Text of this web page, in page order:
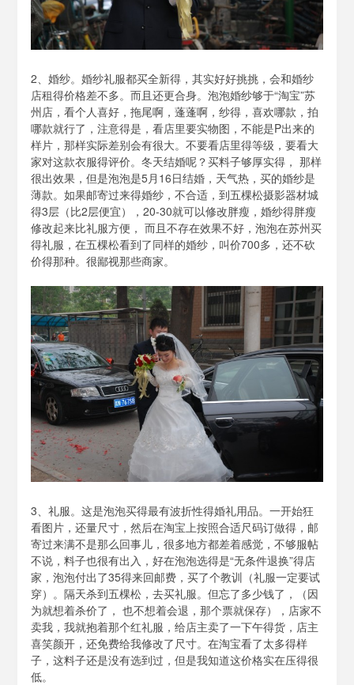
2、婚纱。婚纱礼服都买全新得，其实好好挑挑，会和婚纱
店租得价格差不多。而且还更合身。泡泡婚纱够于“淘宝”苏
州店，看个人喜好，拖尾啊，蓬蓬啊，纱得，喜欢哪款，拍
哪款就行了，注意得是，看店里要实物图，不能是P出来的
样片，那样实际差别会有很大。不要看店里得等级，要看大
家对这款衣服得评价。冬天结婚呢？买料子够厚实得， 那样
很出效果，但是泡泡是5月16日结婚，天气热，买的婚纱是
薄款。如果邮寄过来得婚纱，不合适，到五棵松摄影器材城
得3层（比2层便宜），20-30就可以修改胖瘦，婚纱得胖瘦
修改起来比礼服方便， 而且不存在效果不好，泡泡在苏州买
得礼服，在五棵松看到了同样的婚纱，叫价700多，还不砍
价得那种。很鄙视那些商家。
3、礼服。这是泡泡买得最有波折性得婚礼用品。一开始狂
看图片，还量尺寸，然后在淘宝上按照合适尺码订做得，邮
寄过来满不是那么回事儿，很多地方都差着感觉，不够服帖
不说，料子也很有出入，好在泡泡选得是“无条件退换”得店
家，泡泡付出了35得来回邮费，买了个教训（礼服一定要试
穿）。隔天杀到五棵松，去买礼服。但忘了多少钱了，（因
为就想着杀价了， 也不想着会退，那个票就保存），店家不
卖我，我就抱着那个红礼服，给店主卖了一下午得货，店主
喜笑颜开，还免费给我修改了尺寸。在淘宝看了太多得样
子，这料子还是没有选到过，但是我知道这价格实在压得很
低。